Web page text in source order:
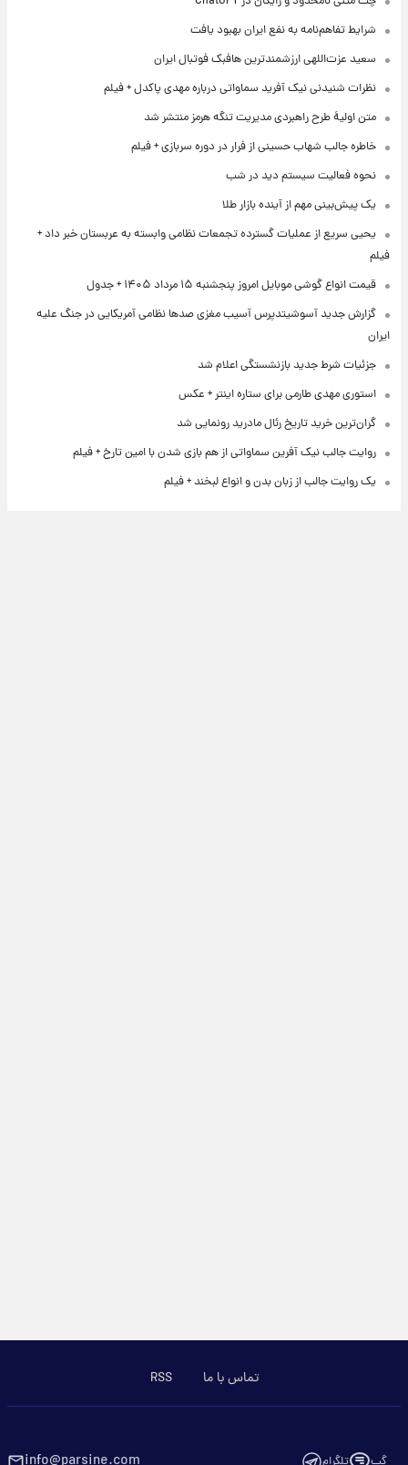
شرایط تفاهم‌نامه به نفع ایران بهبود یافت
سعید عزت‌اللهی ارزشمندترین هافبک فوتبال ایران
نظرات شنیدنی نیک آفرید سماواتی درباره مهدی پاکدل + فیلم
متن اولیۀ طرح راهبردی مدیریت تنگه هرمز منتشر شد
خاطره جالب شهاب حسینی از فرار در دوره سربازی + فیلم
نحوه فعالیت سیستم دید در شب
یک پیش‌بینی مهم از آینده بازار طلا
یحیی سریع از عملیات گسترده تجمعات نظامی وابسته به عربستان خبر داد +
فیلم
قیمت انواع گوشی موبایل امروز پنجشنبه ۱۵ مرداد ۱۴۰۵ + جدول
گزارش جدید آسوشیتدپرس آسیب مغزی صدها نظامی آمریکایی در جنگ علیه
ایران
جزئیات شرط جدید بازنشستگی اعلام شد
استوری مهدی طارمی برای ستاره اینتر + عکس
گران‌ترین خرید تاریخ رئال مادرید رونمایی شد
روایت جالب نیک آفرین سماواتی از هم بازی شدن با امین تارخ + فیلم
یک روایت جالب از زبان بدن و انواع لبخند + فیلم
تماس با ما RSS